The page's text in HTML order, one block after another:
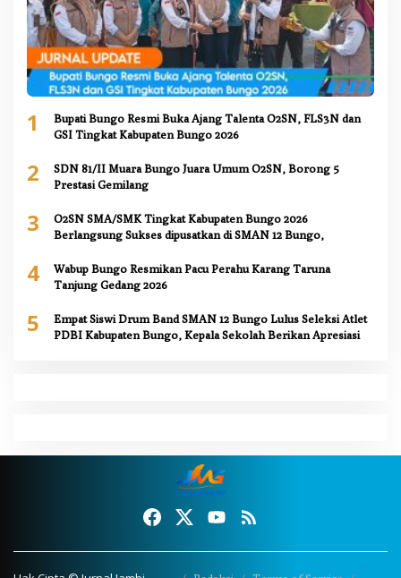
1
Bupati Bungo Resmi Buka Ajang Talenta O2SN, FLS3N dan
GSI Tingkat Kabupaten Bungo 2026
2
SDN 81/II Muara Bungo Juara Umum O2SN, Borong 5
Prestasi Gemilang
3
O2SN SMA/SMK Tingkat Kabupaten Bungo 2026
Berlangsung Sukses dipusatkan di SMAN 12 Bungo,
4
Wabup Bungo Resmikan Pacu Perahu Karang Taruna
Tanjung Gedang 2026
5
Empat Siswi Drum Band SMAN 12 Bungo Lulus Seleksi Atlet
PDBI Kabupaten Bungo, Kepala Sekolah Berikan Apresiasi